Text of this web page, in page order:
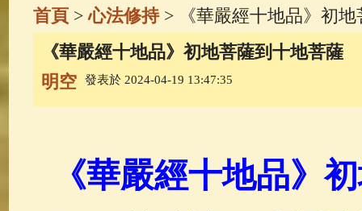
一切如來心秘密全身舍利寶篋印
生活禪(70) 釋迦牟尼佛傳
佛典故事(37) 佛說療痔(腫瘤)
首頁>心法修持> 《華嚴經十地品》初地
《華嚴經十地品》初地菩薩到十地菩薩
明空
發表於 2024-04-19 13:47:35
《華嚴經十地品》